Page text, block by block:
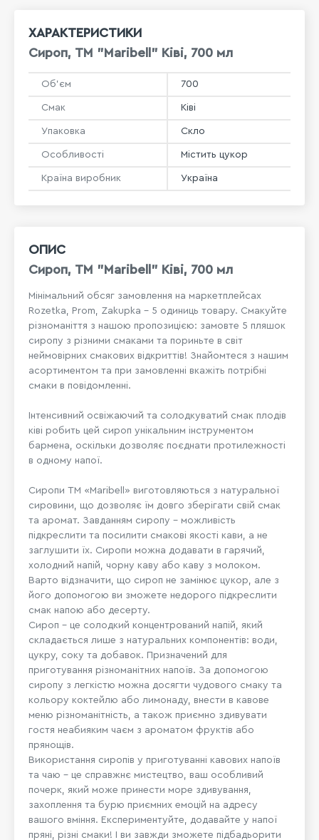
ОПИС
Сироп, ТМ "Maribell" Ківі, 700 мл
Мінімальний обсяг замовлення на маркетплейсах
Rozetka, Prom, Zakupka - 5 одиниць товару. Смакуйте
різноманіття з нашою пропозицією: замовте 5 пляшок
сиропу з різними смаками та пориньте в світ
неймовірних смакових відкриттів! Знайомтеся з нашим
асортиментом та при замовленні вкажіть потрібні
смаки в повідомленні.
Інтенсивний освіжаючий та солодкуватий смак плодів
ківі робить цей сироп унікальним інструментом
бармена, оскільки дозволяє поєднати протилежності
в одному напої.
Сиропи ТМ «Maribell» виготовляються з натуральної
сировини, що дозволяє їм довго зберігати свій смак
та аромат. Завданням сиропу - можливість
підкреслити та посилити смакові якості кави, а не
заглушити їх. Сиропи можна додавати в гарячий,
холодний напій, чорну каву або каву з молоком.
Варто відзначити, що сироп не замінює цукор, але з
його допомогою ви зможете недорого підкреслити
смак напою або десерту.
Сироп – це солодкий концентрований напій, який
складається лише з натуральних компонентів: води,
цукру, соку та добавок. Призначений для
приготування різноманітних напоїв. За допомогою
сиропу з легкістю можна досягти чудового смаку та
кольору коктейлю або лимонаду, внести в кавове
меню різноманітність, а також приємно здивувати
гостя неабияким чаєм з ароматом фруктів або
прянощів.
Використання сиропів у приготуванні кавових напоїв
та чаю – це справжнє мистецтво, ваш особливий
почерк, який може принести море здивування,
захоплення та бурю приємних емоцій на адресу
вашого вміння. Експериментуйте, додавайте у напої
пряні, різні смаки! І ви завжди зможете підбадьорити
ХАРАКТЕРИСТИКИ
Сироп, ТМ "Maribell" Ківі, 700 мл
Об'єм 700
Смак Ківі
Упаковка Скло
Особливості Містить цукор
Країна виробник Україна